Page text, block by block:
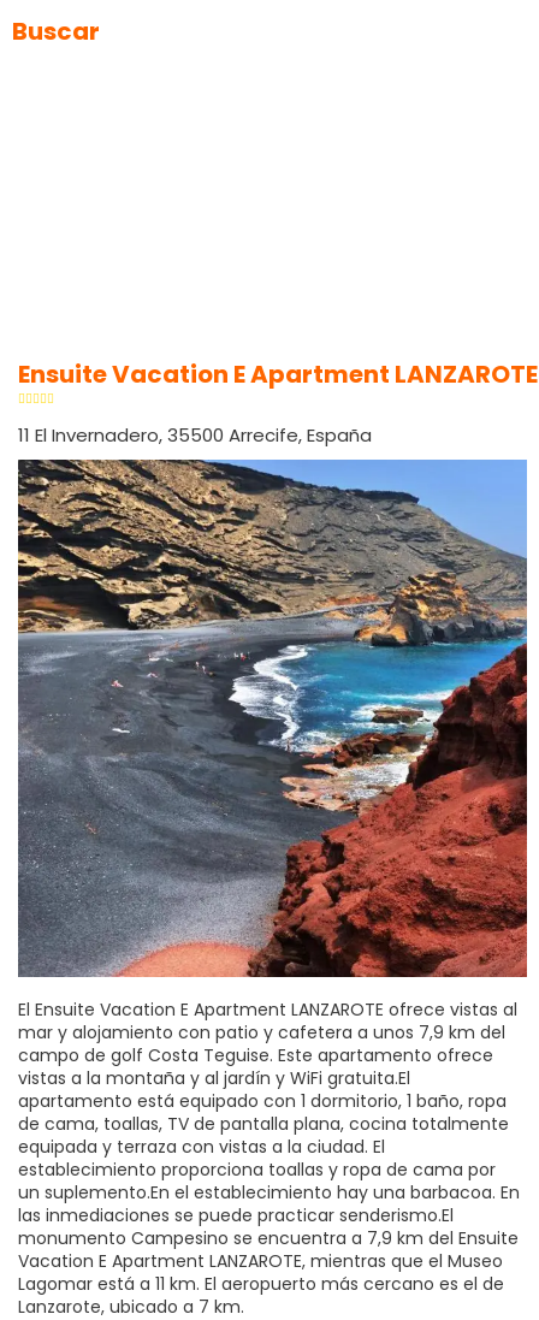
Buscar
Ensuite Vacation E Apartment LANZAROTE
11 El Invernadero, 35500 Arrecife, España
El Ensuite Vacation E Apartment LANZAROTE ofrece vistas al
mar y alojamiento con patio y cafetera a unos 7,9 km del
campo de golf Costa Teguise. Este apartamento ofrece
vistas a la montaña y al jardín y WiFi gratuita.El
apartamento está equipado con 1 dormitorio, 1 baño, ropa
de cama, toallas, TV de pantalla plana, cocina totalmente
equipada y terraza con vistas a la ciudad. El
establecimiento proporciona toallas y ropa de cama por
un suplemento.En el establecimiento hay una barbacoa. En
las inmediaciones se puede practicar senderismo.El
monumento Campesino se encuentra a 7,9 km del Ensuite
Vacation E Apartment LANZAROTE, mientras que el Museo
Lagomar está a 11 km. El aeropuerto más cercano es el de
Lanzarote, ubicado a 7 km.